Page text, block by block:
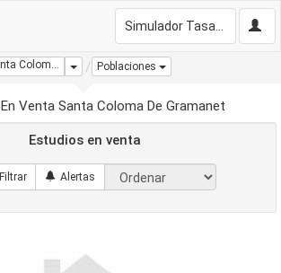
Santa Coloma De Gramanet Dropdown
Poblaciones
Venta Santa Coloma De Gramanet
Estudios en venta